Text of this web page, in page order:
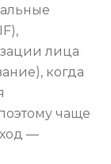
лица
когда
чаще
—